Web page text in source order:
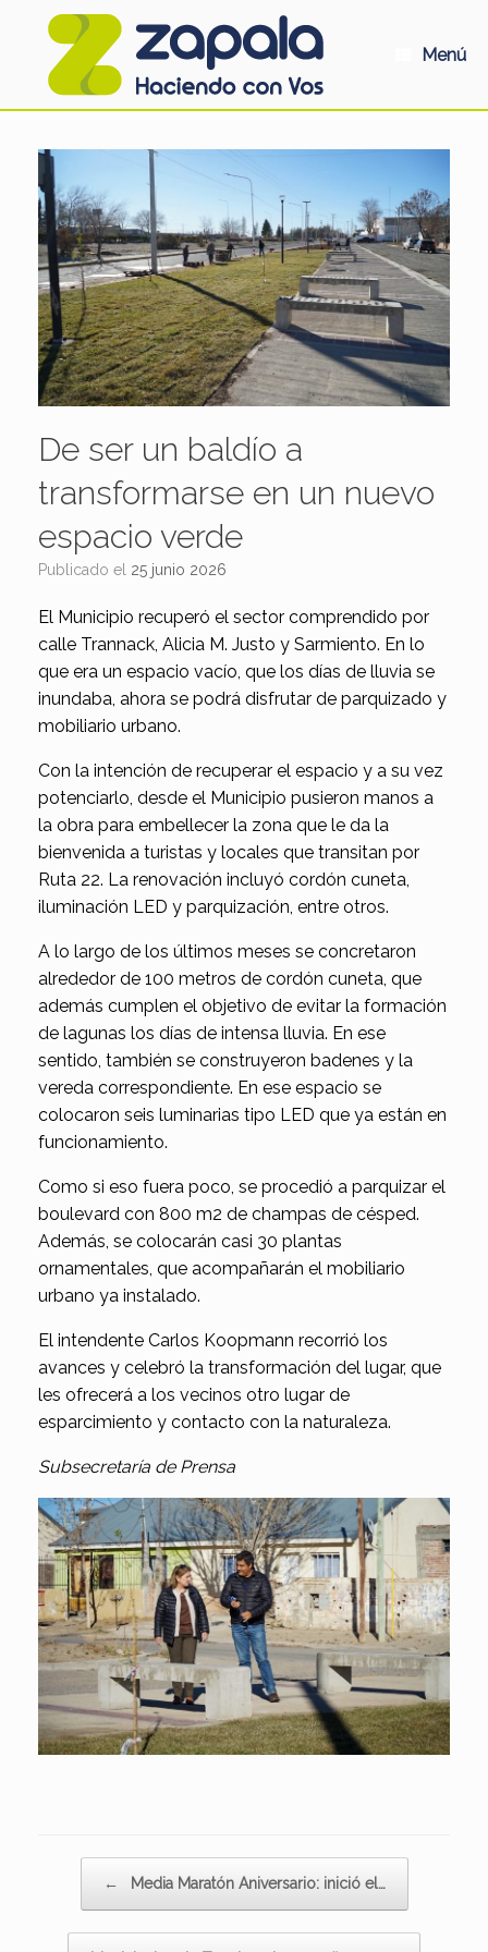
Menú
De ser un baldío a
transformarse en un nuevo
espacio verde
Publicado el 25 junio 2026
El Municipio recuperó el sector comprendido por
calle Trannack, Alicia M. Justo y Sarmiento. En lo
que era un espacio vacío, que los días de lluvia se
inundaba, ahora se podrá disfrutar de parquizado y
mobiliario urbano.
Con la intención de recuperar el espacio y a su vez
potenciarlo, desde el Municipio pusieron manos a
la obra para embellecer la zona que le da la
bienvenida a turistas y locales que transitan por
Ruta 22. La renovación incluyó cordón cuneta,
iluminación LED y parquización, entre otros.
A lo largo de los últimos meses se concretaron
alrededor de 100 metros de cordón cuneta, que
además cumplen el objetivo de evitar la formación
de lagunas los días de intensa lluvia. En ese
sentido, también se construyeron badenes y la
vereda correspondiente. En ese espacio se
colocaron seis luminarias tipo LED que ya están en
funcionamiento.
Como si eso fuera poco, se procedió a parquizar el
boulevard con 800 m2 de champas de césped.
Además, se colocarán casi 30 plantas
ornamentales, que acompañarán el mobiliario
urbano ya instalado.
El intendente Carlos Koopmann recorrió los
avances y celebró la transformación del lugar, que
les ofrecerá a los vecinos otro lugar de
esparcimiento y contacto con la naturaleza.
Subsecretaría de Prensa
← Media Maratón Aniversario: inició el…